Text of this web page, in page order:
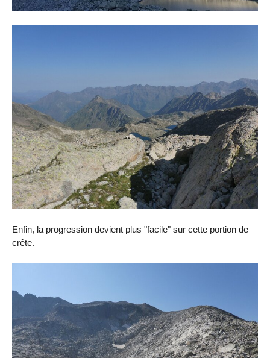
Enfin, la progression devient plus "facile" sur cette portion de
crête.